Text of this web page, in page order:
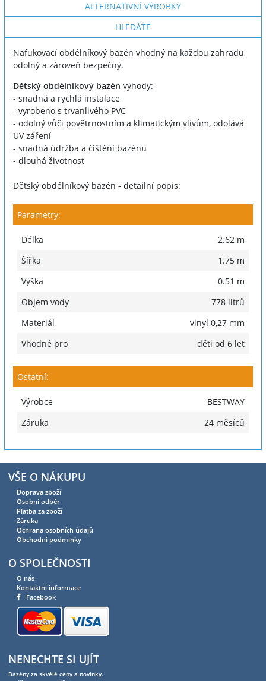
ALTERNATIVNÍ VÝROBKY
HLEDÁTE
Nafukovací obdélníkový bazén vhodný na každou zahradu,
odolný a zároveň bezpečný.
Dětský obdélníkový bazén výhody:
- snadná a rychlá instalace
- vyrobeno s trvanlivého PVC
- odolný vůči povětrnostním a klimatickým vlivům, odolává
UV záření
- snadná údržba a čištění bazénu
- dlouhá životnost
Dětský obdélníkový bazén - detailní popis:
Parametry:
Délka
2.62 m
Šířka
1.75 m
Výška
0.51 m
Objem vody
778 litrů
Materiál
vinyl 0,27 mm
Vhodné pro
děti od 6 let
Ostatní:
Výrobce
BESTWAY
Záruka
24 měsíců
VŠE O NÁKUPU
Doprava zboží
Osobní odběr
Platba za zboží
Záruka
Ochrana osobních údajů
Obchodní podmínky
O SPOLEČNOSTI
O nás
Kontaktní informace
Facebook
NENECHTE SI UJÍT
Bazény za skvělé ceny a novinky.